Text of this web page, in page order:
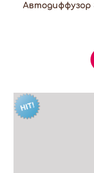
Автодиффузор